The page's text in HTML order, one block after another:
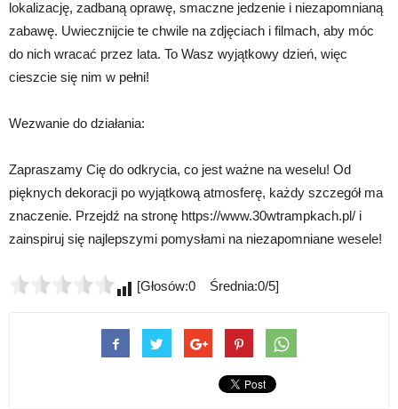
lokalizację, zadbaną oprawę, smaczne jedzenie i niezapomnianą
zabawę. Uwiecznijcie te chwile na zdjęciach i filmach, aby móc
do nich wracać przez lata. To Wasz wyjątkowy dzień, więc
cieszcie się nim w pełni!
Wezwanie do działania:
Zapraszamy Cię do odkrycia, co jest ważne na weselu! Od
pięknych dekoracji po wyjątkową atmosferę, każdy szczegół ma
znaczenie. Przejdź na stronę https://www.30wtrampkach.pl/ i
zainspiruj się najlepszymi pomysłami na niezapomniane wesele!
[Głosów:0 Średnia:0/5]